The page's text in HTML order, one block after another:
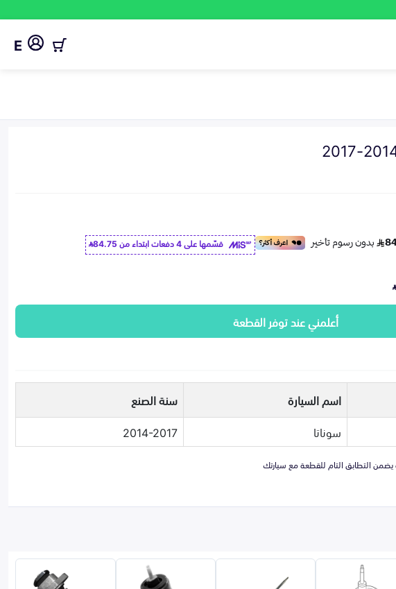
E
قسّمها على 4 دفعات ابتداء من
84.75
أعلمني عند توفر القطعة
اسم السيارة
سنة الصنع
سوناتا 2014-2017